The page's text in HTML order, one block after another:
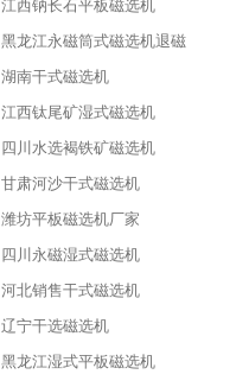
江西钠长石平板磁选机
黑龙江永磁筒式磁选机退磁
湖南干式磁选机
江西钛尾矿湿式磁选机
四川水选褐铁矿磁选机
甘肃河沙干式磁选机
潍坊平板磁选机厂家
四川永磁湿式磁选机
河北销售干式磁选机
辽宁干选磁选机
黑龙江湿式平板磁选机